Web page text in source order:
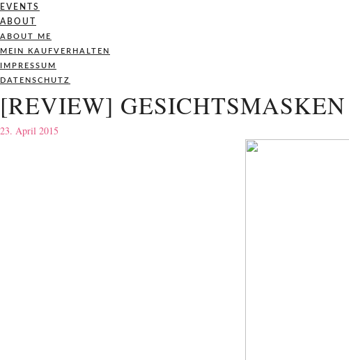
EVENTS
ABOUT
ABOUT ME
MEIN KAUFVERHALTEN
IMPRESSUM
DATENSCHUTZ
[REVIEW]
23. April 2015